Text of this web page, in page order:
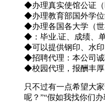
◆办理真实使馆公证
◆办理教育部国外学
◆办理各国各大学（
◆：毕业.证、成绩、
◆可以提供钢印、水印
◆招聘代理：本公司诚
◆校园代理，报酬丰厚
只不过有一点希望大
呢？”“假如我找你们